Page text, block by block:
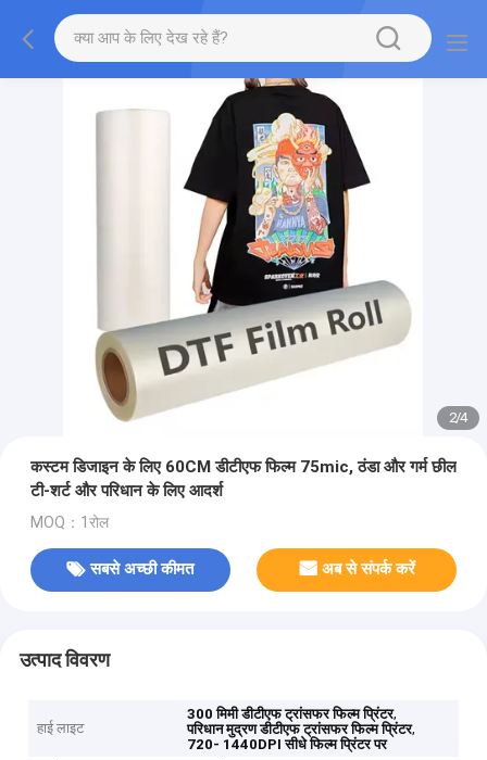
2/4
कस्टम डिजाइन के लिए 60CM डीटीएफ फिल्म 75mic, ठंडा और गर्म छील
टी-शर्ट और परिधान के लिए आदर्श
MOQ：1रोल
सबसे अच्छी कीमत अब से संपर्क करें
उत्पाद विवरण
हाई लाइट
300 मिमी डीटीएफ ट्रांसफर फिल्म प्रिंटर,
परिधान मुद्रण डीटीएफ ट्रांसफर फिल्म प्रिंटर,
720- 1440DPI सीधे फिल्म प्रिंटर पर